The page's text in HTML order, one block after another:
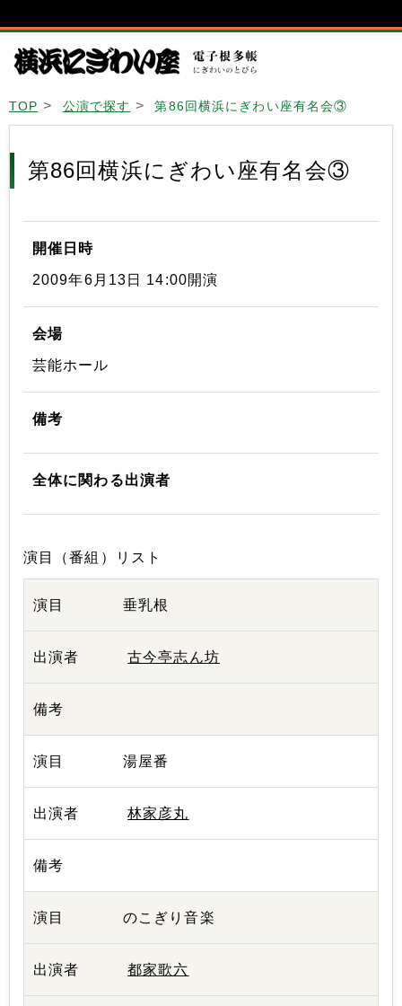
TOP 公演で探す 第86回横浜にぎわい座有名会③
第86回横浜にぎわい座有名会③
開催日時
2009年6月13日 14:00開演
会場
芸能ホール
備考
全体に関わる出演者
演目（番組）リスト
垂乳根
古今亭志ん坊
湯屋番
林家彦丸
のこぎり音楽
都家歌六